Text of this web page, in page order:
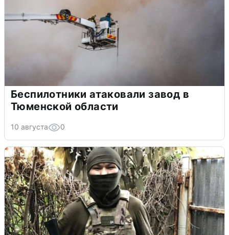
Беспилотники атаковали завод в
Тюменской области
10 августа 0